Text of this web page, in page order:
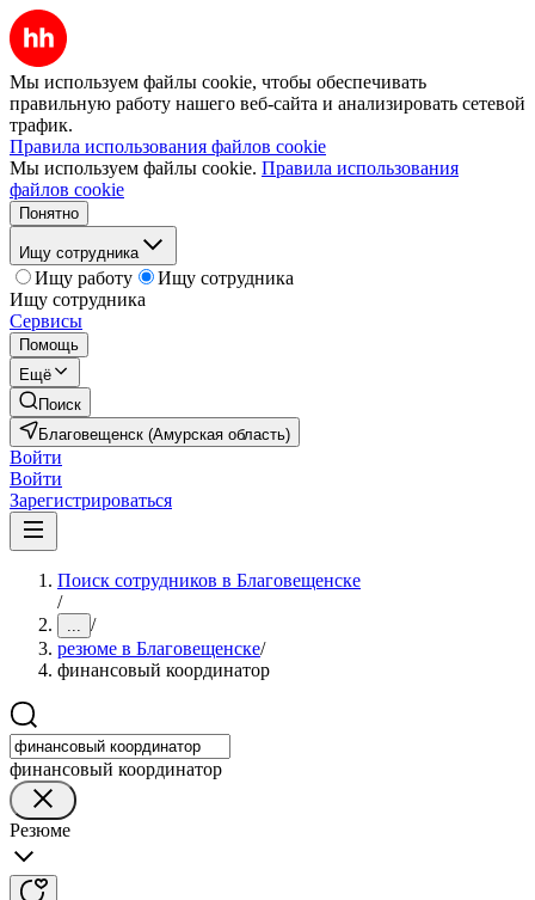
Мы используем файлы cookie, чтобы обеспечивать
правильную работу нашего веб-сайта и анализировать сетевой
трафик.
Правила использования файлов cookie
Мы используем файлы cookie. Правила использования
файлов cookie
Понятно
Ищу сотрудника
Ищу работу
Ищу сотрудника
Ищу сотрудника
Сервисы
Помощь
Ещё
Поиск
Благовещенск (Амурская область)
Войти
Войти
Зарегистрироваться
Поиск сотрудников в Благовещенске
/
... /
резюме в Благовещенске/
финансовый координатор
финансовый координатор
Резюме